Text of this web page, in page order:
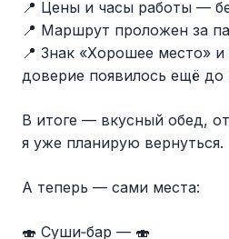
📍 Цены и часы работы —
📍 Маршрут проложен за
📍 Знак «Хорошее место»
доверие появилось ещё до
В итоге — вкусный обед,
я уже планирую вернуться.
А теперь — сами места:
🍣 Суши‑бар — 🍣